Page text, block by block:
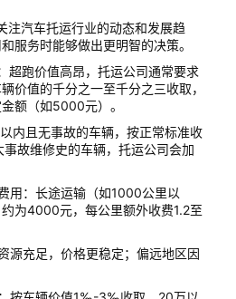
注汽车托运行业的动态和发展趋
服务时能够做出更明智的决策。
超跑价值高昂，托运公司通常要求
价值的千分之一至千分之三收取，
额（如5000元）。
内且无事故的车辆，按正常标准收
故维修史的车辆，托运公司会加
用：长途运输（如1000公里以
约为4000元，每公里额外收费1.2至
源充足，价格更稳定；偏远地区因